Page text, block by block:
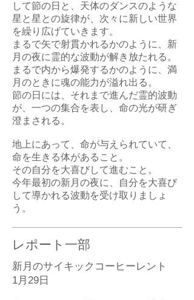
して節の日と、天体のダンスのような
星と星との旋律が、次々に新しい世界
を繰り広げていきます。
まるで矢で射貫かれるかのように、新
月の夜に霊的な波動が解き放たれる。
まるで内から爆発するかのように、満
月のときに魂の能力が溢れ出る。
節の日には、それまで進んだ霊的波動
が、一つの集合を表し、命の光が研ぎ
澄まされる。
地上にあって、命が与えられていて、
命を生きる体があること。
その自分を大喜びして進むこと。
今年最初の新月の夜に、自分を大喜び
して導かれる波動を受け取りましょ
う。
レポート一部
新月のサイキックコーヒーレント
1月29日